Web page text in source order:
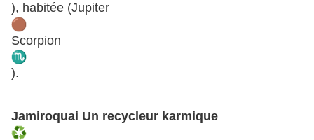
), habitée (Jupiter
Scorpion
).
Jamiroquai Un recycleur karmique